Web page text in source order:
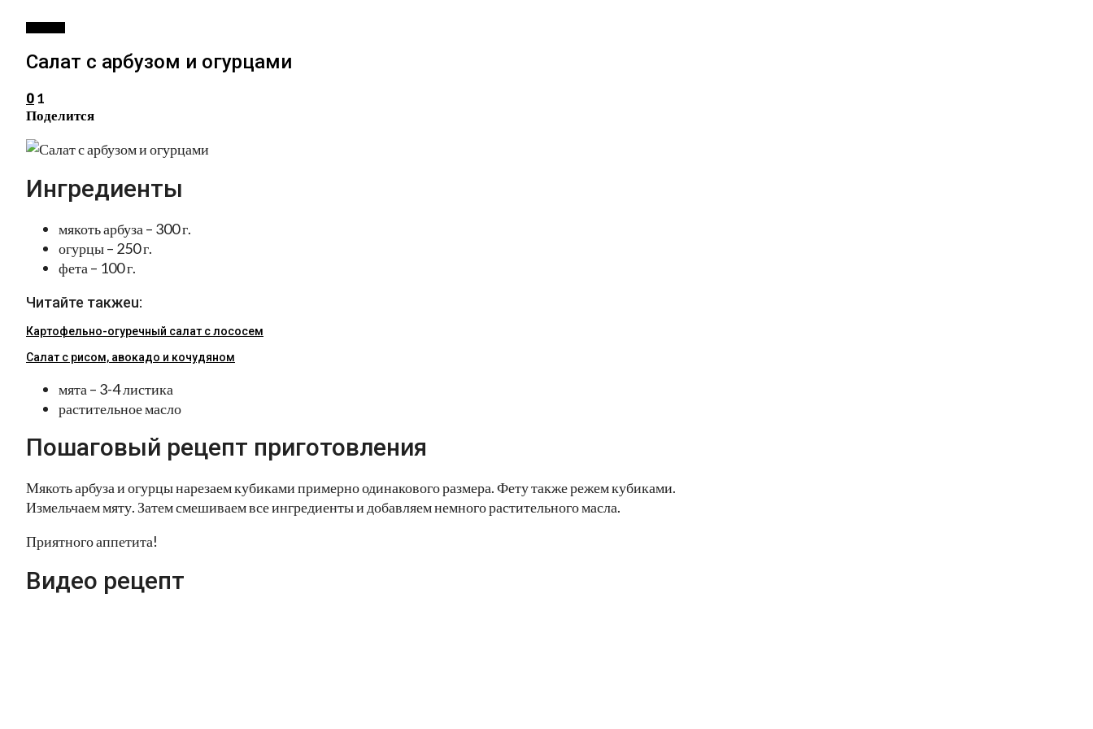
Салат с арбузом и огурцами
0 1
Поделится
Ингредиенты
мякоть арбуза – 300 г.
огурцы – 250 г.
фета – 100 г.
Читайте такжеu:
Картофельно-огуречный салат с лососем
Салат с рисом, авокадо и кочудяном
мята – 3-4 листика
растительное масло
Пошаговый рецепт приготовления
Мякоть арбуза и огурцы нарезаем кубиками примерно одинакового размера. Фету также режем кубиками.
Измельчаем мяту. Затем смешиваем все ингредиенты и добавляем немного растительного масла.
Приятного аппетита!
Видео рецепт